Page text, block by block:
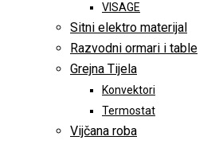
VISAGE
Sitni elektro materijal
Razvodni ormari i table
Grejna Tijela
Konvektori
Termostat
Vijčana roba